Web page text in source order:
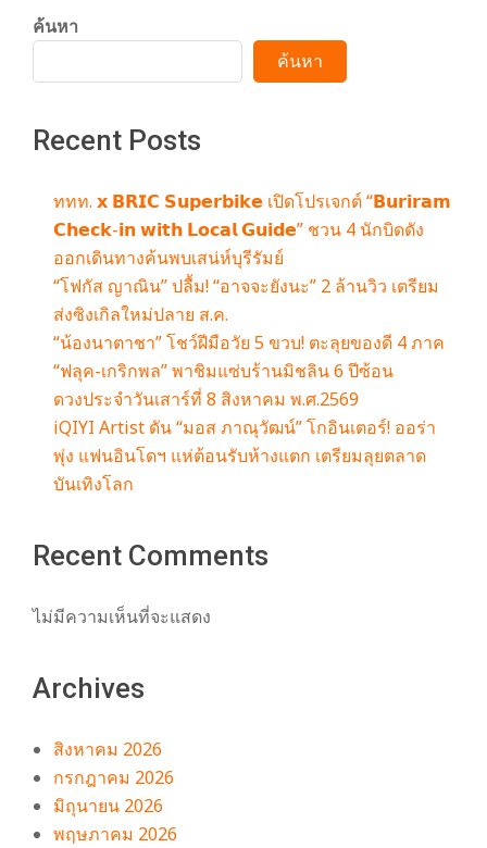
ค้นหา
ค้นหา
Recent Posts
ททท. 𝘅 𝗕𝗥𝗜𝗖 𝗦𝘂𝗽𝗲𝗿𝗯𝗶𝗸𝗲 เปิดโปรเจกต์ “𝗕𝘂𝗿𝗶𝗿𝗮𝗺
𝗖𝗵𝗲𝗰𝗸-𝗶𝗻 𝘄𝗶𝘁𝗵 𝗟𝗼𝗰𝗮𝗹 𝗚𝘂𝗶𝗱𝗲” ชวน 4 นักบิดดัง
ออกเดินทางค้นพบเสน่ห์บุรีรัมย์
“โฟกัส ญาณิน” ปลื้ม! “อาจจะยังนะ” 2 ล้านวิว เตรียม
ส่งซิงเกิลใหม่ปลาย ส.ค.
“น้องนาตาชา” โชว์ฝีมือวัย 5 ขวบ! ตะลุยของดี 4 ภาค
“ฟลุค-เกริกพล” พาชิมแซ่บร้านมิชลิน 6 ปีซ้อน
ดวงประจำวันเสาร์ที่ 8 สิงหาคม พ.ศ.2569
iQIYI Artist ดัน “มอส ภาณุวัฒน์” โกอินเตอร์! ออร่า
พุ่ง แฟนอินโดฯ แห่ต้อนรับห้างแตก เตรียมลุยตลาด
บันเทิงโลก
Recent Comments
ไม่มีความเห็นที่จะแสดง
Archives
สิงหาคม 2026
กรกฎาคม 2026
มิถุนายน 2026
พฤษภาคม 2026